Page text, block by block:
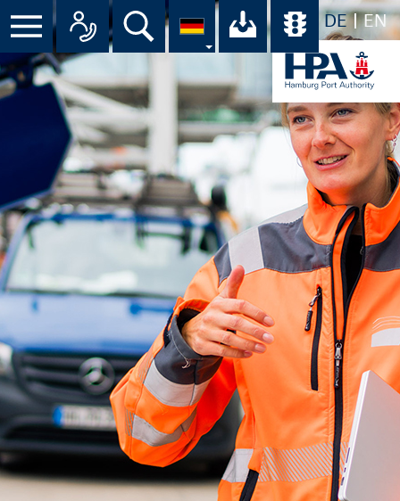
DE EN
Menü Alle Ansprechpartner im
Suche Ihr Download-